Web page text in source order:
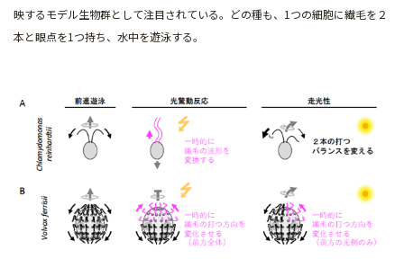
映するモデル生物群として注目されている。どの種も、1つの細胞に繊毛を２
本と眼点を1つ持ち、水中を遊泳する。